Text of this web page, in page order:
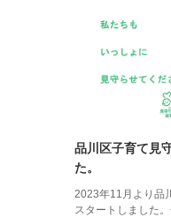
品川区子育て見
た。
2023年11月より品
スタートしました。